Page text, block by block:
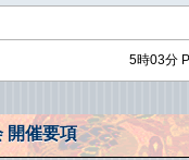
5時03分
開催要項